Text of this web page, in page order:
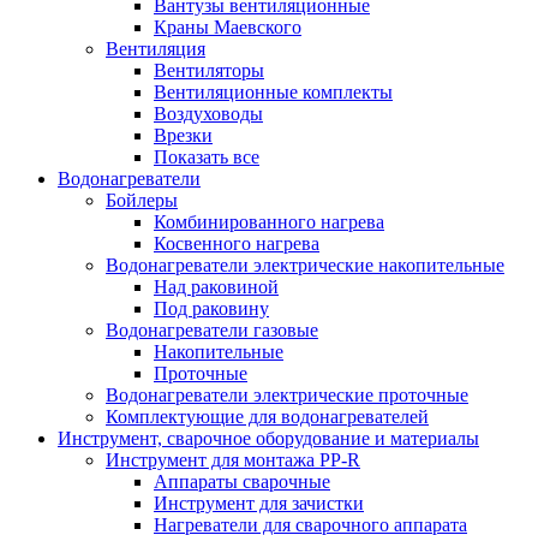
Вантузы вентиляционные
Краны Маевского
Вентиляция
Вентиляторы
Вентиляционные комплекты
Воздуховоды
Врезки
Показать все
Водонагреватели
Бойлеры
Комбинированного нагрева
Косвенного нагрева
Водонагреватели электрические накопительные
Над раковиной
Под раковину
Водонагреватели газовые
Накопительные
Проточные
Водонагреватели электрические проточные
Комплектующие для водонагревателей
Инструмент, сварочное оборудование и материалы
Инструмент для монтажа PP-R
Аппараты сварочные
Инструмент для зачистки
Нагреватели для сварочного аппарата